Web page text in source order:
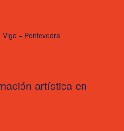
Vigo – Pontevedra
artística en